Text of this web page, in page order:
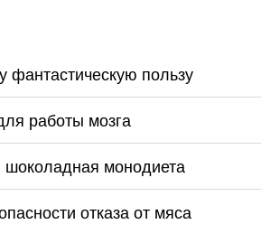
фантастическую пользу
работы мозга
шоколадная монодиета
отказа от мяса